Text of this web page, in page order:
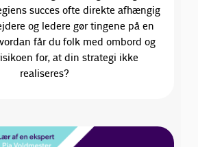
succes ofte direkte afhængig
og ledere gør tingene på en
får du folk med ombord og
for, at din strategi ikke
realiseres?